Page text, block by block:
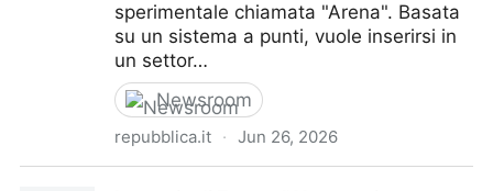
sperimentale chiamata "Arena". Basata
su un sistema a punti, vuole inserirsi in
un settor…
Newsroom
repubblica.it · Jun 26, 2026